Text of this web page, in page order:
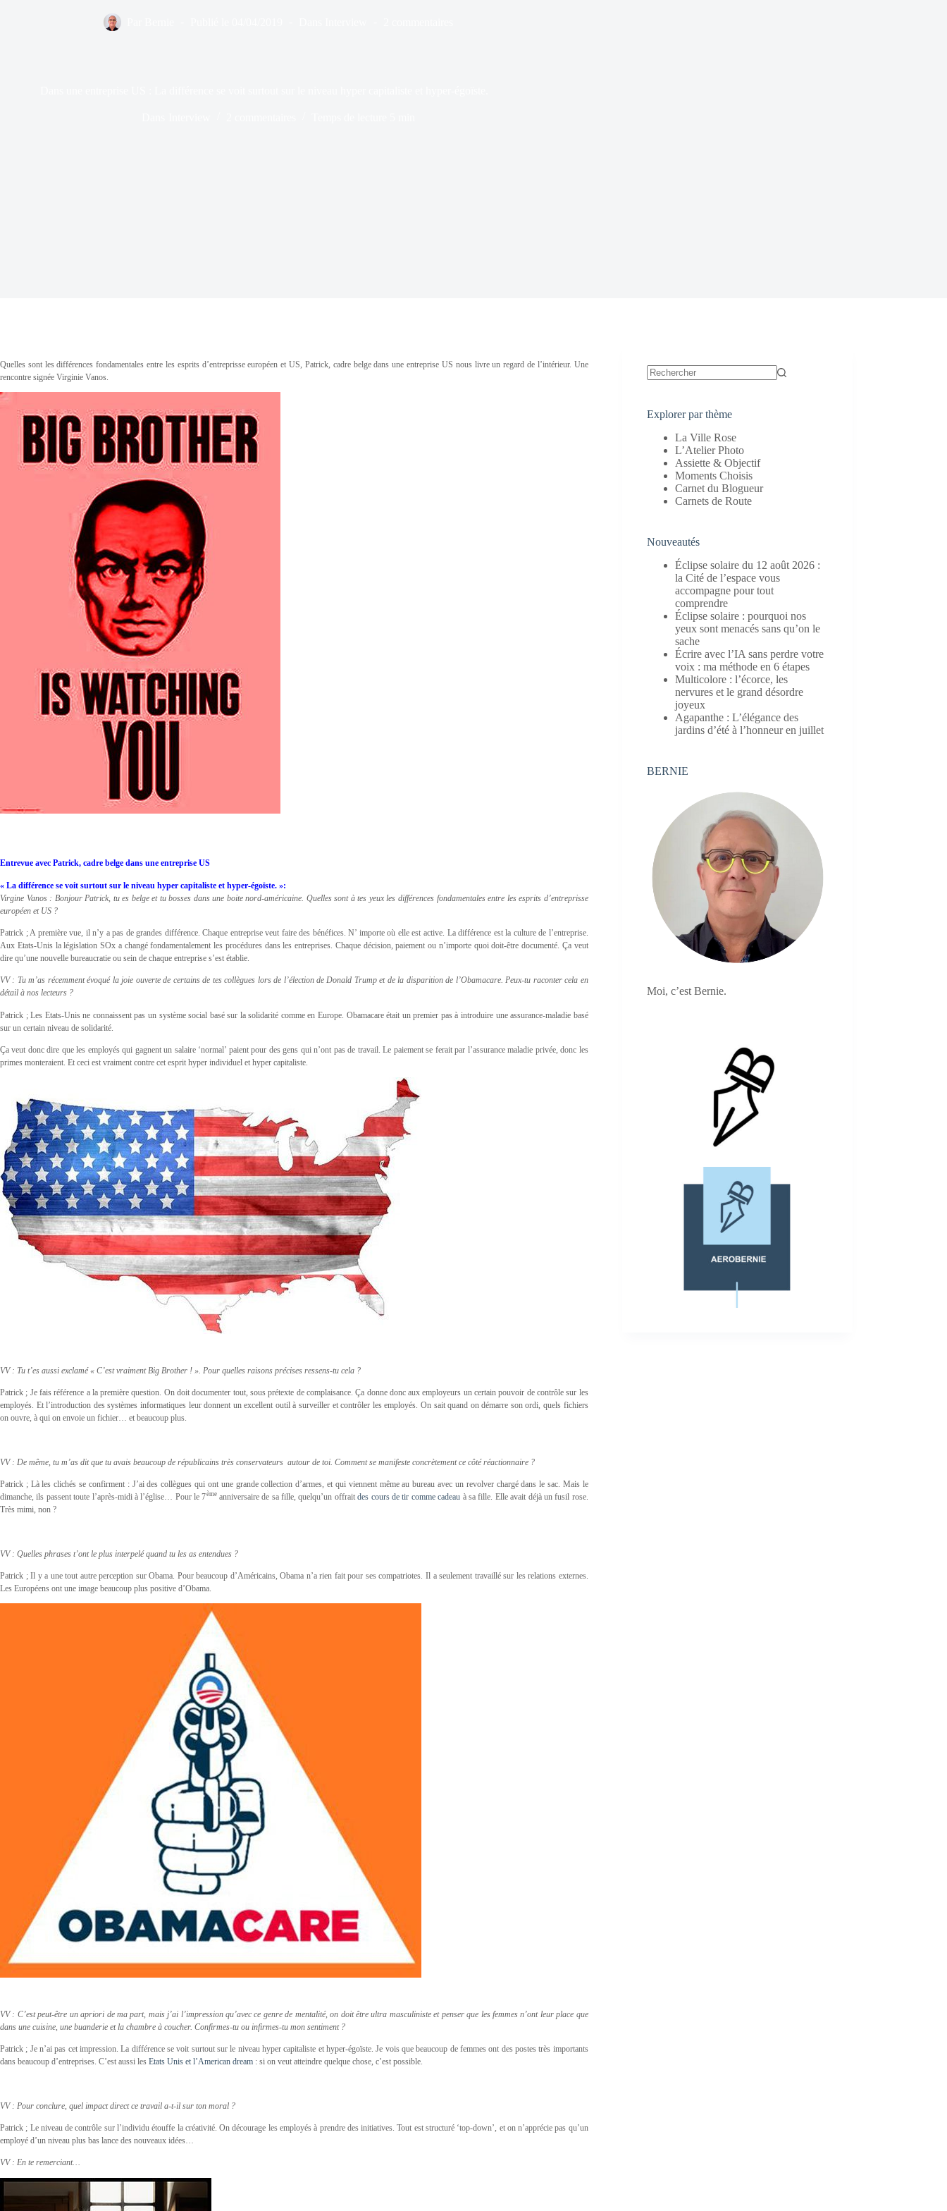
Quelles sont les différences fondamentales entre les esprits d’entreprisse européen et US, Patrick, cadre belge dans une entreprise US nous livre un regard de l’intérieur. Une
rencontre signée Virginie Vanos.
Entrevue avec Patrick, cadre belge dans une entreprise US
« La différence se voit surtout sur le niveau hyper capitaliste et hyper-égoïste. »:
Virgine Vanos : Bonjour Patrick, tu es belge et tu bosses dans une boite nord-américaine. Quelles sont à tes yeux les différences fondamentales entre les esprits d’entreprisse
européen et US ?
Patrick ; A première vue, il n’y a pas de grandes différence. Chaque entreprise veut faire des bénéfices. N’ importe où elle est active. La différence est la culture de l’entreprise.
Aux Etats-Unis la législation SOx a changé fondamentalement les procédures dans les entreprises. Chaque décision, paiement ou n’importe quoi doit-être documenté. Ça veut
dire qu’une nouvelle bureaucratie ou sein de chaque entreprise s’est établie.
VV : Tu m’as récemment évoqué la joie ouverte de certains de tes collègues lors de l’élection de Donald Trump et de la disparition de l’Obamacare. Peux-tu raconter cela en
détail à nos lecteurs ?
Patrick ; Les Etats-Unis ne connaissent pas un système social basé sur la solidarité comme en Europe. Obamacare était un premier pas à introduire une assurance-maladie basé
sur un certain niveau de solidarité.
Ça veut donc dire que les employés qui gagnent un salaire ‘normal’ paient pour des gens qui n’ont pas de travail. Le paiement se ferait par l’assurance maladie privée, donc les
primes monteraient. Et ceci est vraiment contre cet esprit hyper individuel et hyper capitaliste.
VV : Tu t’es aussi exclamé « C’est vraiment Big Brother ! ». Pour quelles raisons précises ressens-tu cela ?
Patrick ; Je fais référence a la première question. On doit documenter tout, sous prétexte de complaisance. Ça donne donc aux employeurs un certain pouvoir de contrôle sur les
employés. Et l’introduction des systèmes informatiques leur donnent un excellent outil à surveiller et contrôler les employés. On sait quand on démarre son ordi, quels fichiers
on ouvre, à qui on envoie un fichier… et beaucoup plus.
VV : De même, tu m’as dit que tu avais beaucoup de républicains très conservateurs autour de toi. Comment se manifeste concrètement ce côté réactionnaire ?
Patrick ; Là les clichés se confirment : J’ai des collègues qui ont une grande collection d’armes, et qui viennent même au bureau avec un revolver chargé dans le sac. Mais le
dimanche, ils passent toute l’après-midi à l’église… Pour le 7èmeanniversaire de sa fille, quelqu’un offraitdes cours de tir comme cadeau à sa fille. Elle avait déjà un fusil rose.
Très mimi, non ?
VV : Quelles phrases t’ont le plus interpelé quand tu les as entendues ?
Patrick ; Il y a une tout autre perception sur Obama. Pour beaucoup d’Américains, Obama n’a rien fait pour ses compatriotes. Il a seulement travaillé sur les relations externes.
Les Européens ont une image beaucoup plus positive d’Obama.
VV : C’est peut-être un apriori de ma part, mais j’ai l’impression qu’avec ce genre de mentalité, on doit être ultra masculiniste et penser que les femmes n’ont leur place que
dans une cuisine, une buanderie et la chambre à coucher. Confirmes-tu ou infirmes-tu mon sentiment ?
Patrick ; Je n’ai pas cet impression. La différence se voit surtout sur le niveau hyper capitaliste et hyper-égoïste. Je vois que beaucoup de femmes ont des postes très importants
dans beaucoup d’entreprises. C’est aussi les Etats Unis et l’American dream : si on veut atteindre quelque chose, c’est possible.
VV : Pour conclure, quel impact direct ce travail a-t-il sur ton moral ?
Patrick ; Le niveau de contrôle sur l’individu étouffe la créativité. On décourage les employés à prendre des initiatives. Tout est structuré ‘top-down’, et on n’apprécie pas qu’un
employé d’un niveau plus bas lance des nouveaux idées…
VV : En te remerciant…
Explorer par thème
La Ville Rose
L’Atelier Photo
Assiette & Objectif
Moments Choisis
Carnet du Blogueur
Carnets de Route
Nouveautés
Éclipse solaire du 12 août 2026 :
la Cité de l’espace vous
accompagne pour tout
comprendre
Éclipse solaire : pourquoi nos
yeux sont menacés sans qu’on le
sache
Écrire avec l’IA sans perdre votre
voix : ma méthode en 6 étapes
Multicolore : l’écorce, les
nervures et le grand désordre
joyeux
Agapanthe : L’élégance des
jardins d’été à l’honneur en juillet
BERNIE
Moi, c’est Bernie.